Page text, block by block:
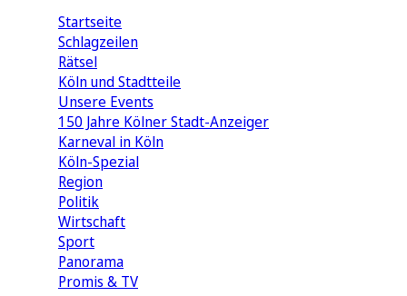
Startseite
Schlagzeilen
Rätsel
Köln und Stadtteile
Unsere Events
150 Jahre Kölner Stadt-Anzeiger
Karneval in Köln
Köln-Spezial
Region
Politik
Wirtschaft
Sport
Panorama
Promis & TV